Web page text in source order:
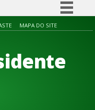
Simplifique!
Participe
Acesso à informação
MAPA DO SITE